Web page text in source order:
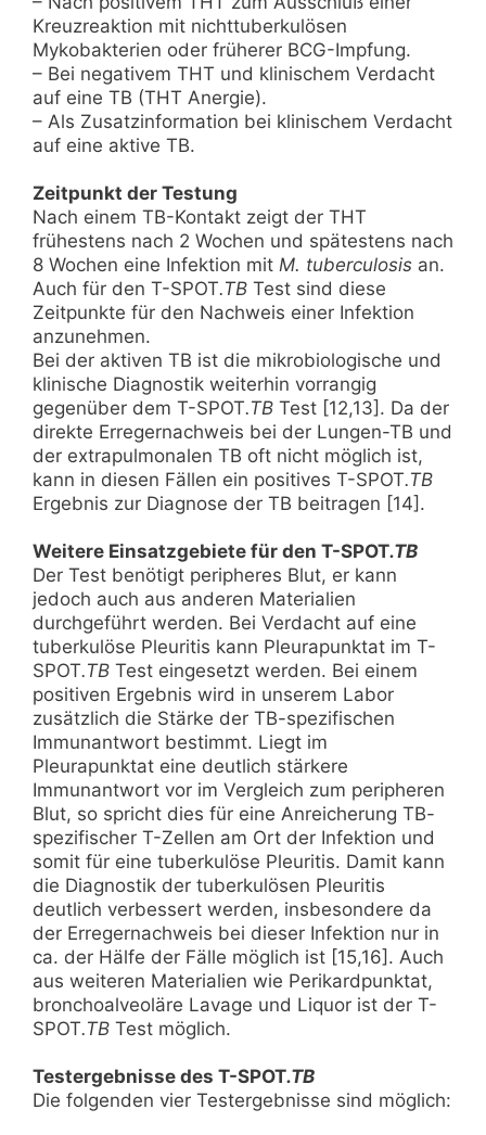
Kreuzreaktion mit nichttuberkulösen
Mykobakterien oder früherer BCG-Impfung.
– Bei negativem THT und klinischem Verdacht
auf eine TB (THT Anergie).
– Als Zusatzinformation bei klinischem Verdacht
auf eine aktive TB.
Zeitpunkt der Testung
Nach einem TB-Kontakt zeigt der THT
frühestens nach 2 Wochen und spätestens nach
8 Wochen eine Infektion mit M. tuberculosis an.
Auch für den T-SPOT.TB Test sind diese
Zeitpunkte für den Nachweis einer Infektion
anzunehmen.
Bei der aktiven TB ist die mikrobiologische und
klinische Diagnostik weiterhin vorrangig
gegenüber dem T-SPOT.TB Test [12,13]. Da der
direkte Erregernachweis bei der Lungen-TB und
der extrapulmonalen TB oft nicht möglich ist,
kann in diesen Fällen ein positives T-SPOT.TB
Ergebnis zur Diagnose der TB beitragen [14].
Weitere Einsatzgebiete für den T-SPOT.TB
Der Test benötigt peripheres Blut, er kann
jedoch auch aus anderen Materialien
durchgeführt werden. Bei Verdacht auf eine
tuberkulöse Pleuritis kann Pleurapunktat im T-
SPOT.TB Test eingesetzt werden. Bei einem
positiven Ergebnis wird in unserem Labor
zusätzlich die Stärke der TB-spezifischen
Immunantwort bestimmt. Liegt im
Pleurapunktat eine deutlich stärkere
Immunantwort vor im Vergleich zum peripheren
Blut, so spricht dies für eine Anreicherung TB-
spezifischer T-Zellen am Ort der Infektion und
somit für eine tuberkulöse Pleuritis. Damit kann
die Diagnostik der tuberkulösen Pleuritis
deutlich verbessert werden, insbesondere da
der Erregernachweis bei dieser Infektion nur in
ca. der Hälfe der Fälle möglich ist [15,16]. Auch
aus weiteren Materialien wie Perikardpunktat,
bronchoalveoläre Lavage und Liquor ist der T-
SPOT.TB Test möglich.
Testergebnisse des T-SPOT.TB
Die folgenden vier Testergebnisse sind möglich: